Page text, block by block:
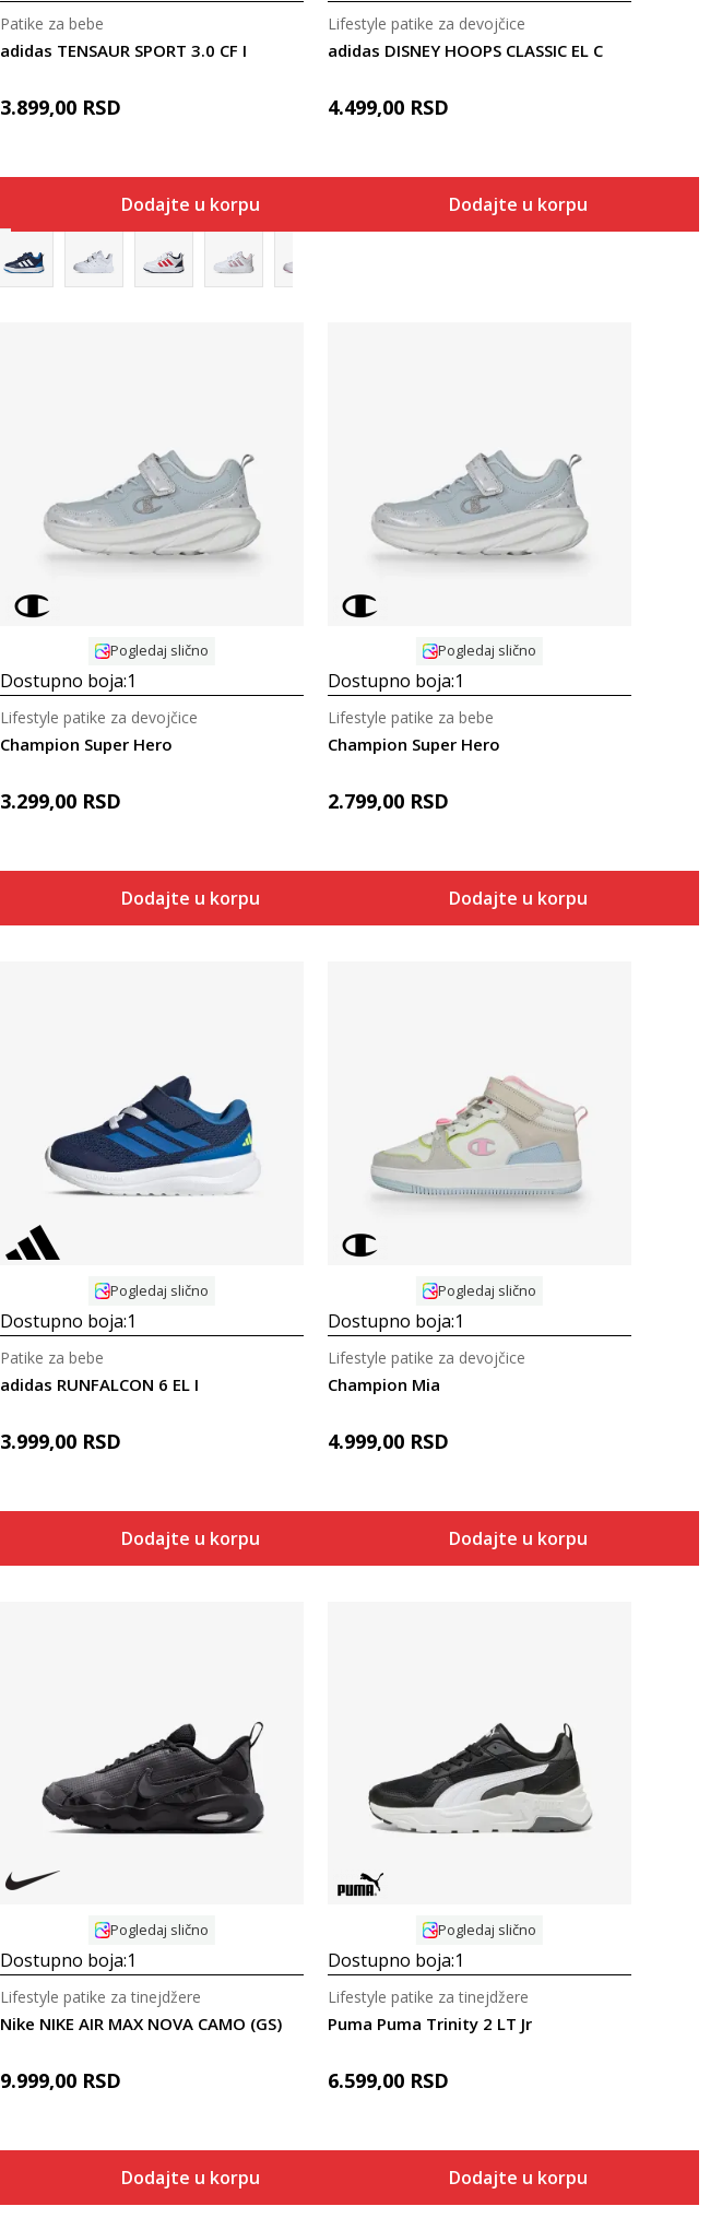
adidas TENSAUR SPORT 3.0 CF I
Patike za bebe
3.899,00 RSD
Dodajte u korpu
adidas DISNEY HOOPS CLASSIC EL C
Lifestyle patike za devojčice
4.499,00 RSD
Dodajte u korpu
Uporedi
Pogledaj slično
Dostupno boja:1
Champion Super Hero
Lifestyle patike za devojčice
3.299,00 RSD
Dodajte u korpu
Uporedi
Pogledaj slično
Dostupno boja:1
Champion Super Hero
Lifestyle patike za bebe
2.799,00 RSD
Dodajte u korpu
Uporedi
Pogledaj slično
Dostupno boja:1
adidas RUNFALCON 6 EL I
Patike za bebe
3.999,00 RSD
Dodajte u korpu
Uporedi
Pogledaj slično
Dostupno boja:1
Champion Mia
Lifestyle patike za devojčice
4.999,00 RSD
Dodajte u korpu
Uporedi
Pogledaj slično
Dostupno boja:1
Nike NIKE AIR MAX NOVA CAMO (GS)
Lifestyle patike za tinejdžere
9.999,00 RSD
Dodajte u korpu
Uporedi
Pogledaj slično
Dostupno boja:1
Puma Puma Trinity 2 LT Jr
Lifestyle patike za tinejdžere
6.599,00 RSD
Dodajte u korpu